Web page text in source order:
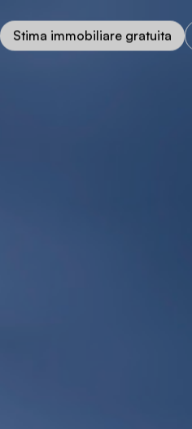
Stima immobiliare gratuita